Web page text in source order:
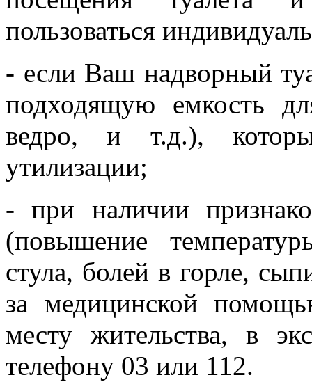
пользоваться
- если Ваш надворный
подходящую емкость
ведро, и т.д.),
утилизации;
- при наличии
(повышение
стула, болей в горле,
за медицинской
месту жительства, в
телефону 03 или 112.